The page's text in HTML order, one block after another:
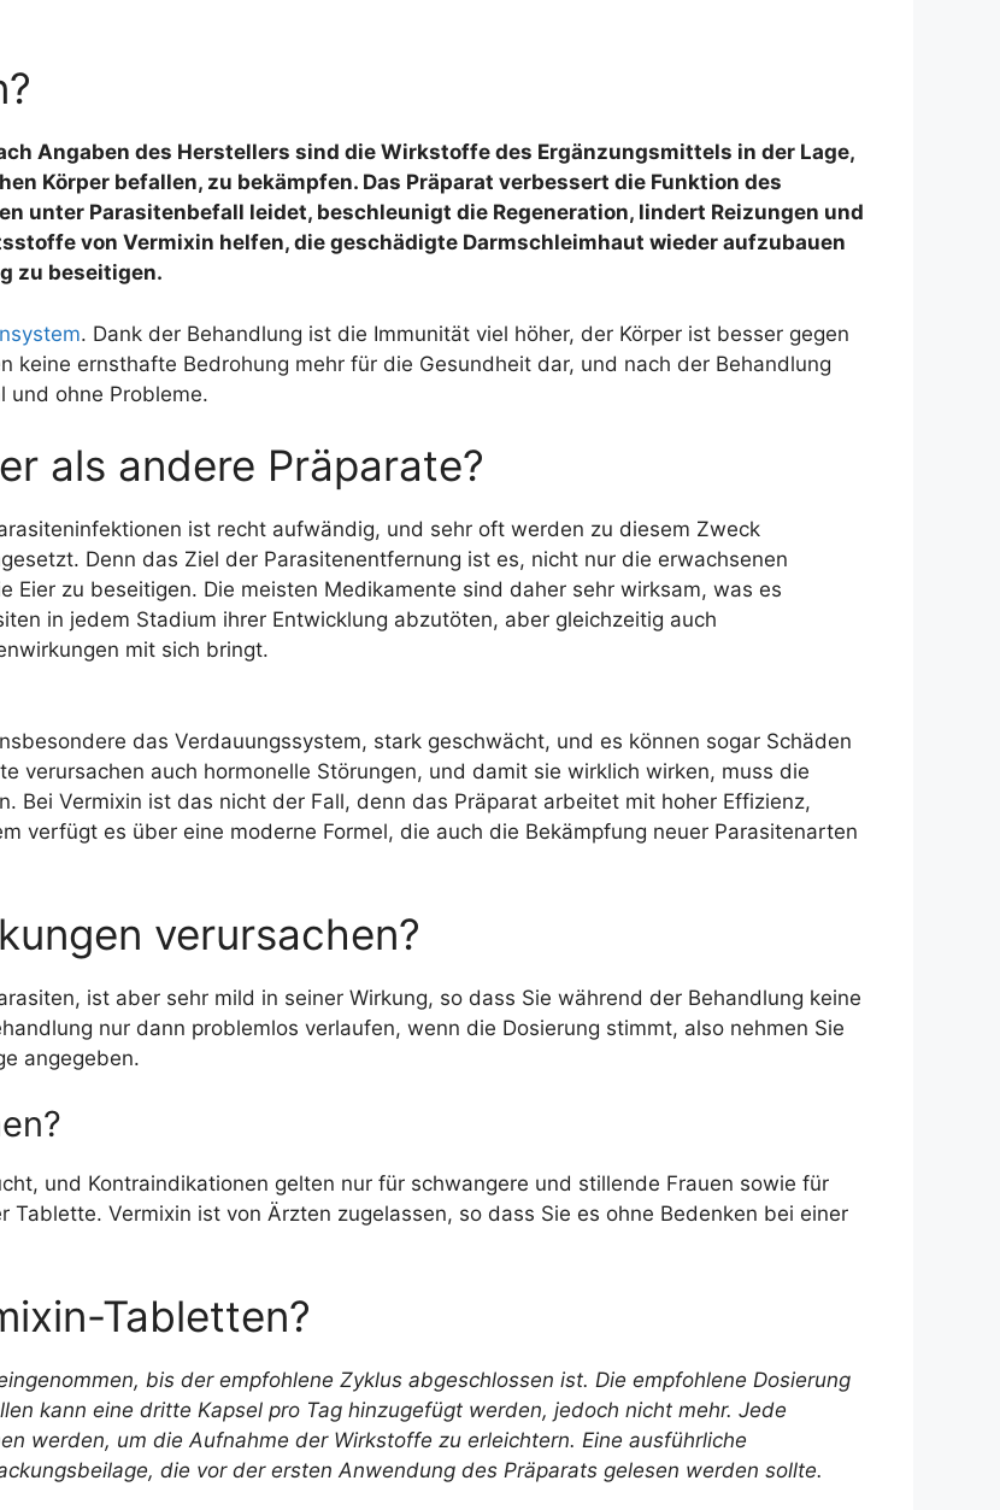
Angaben des Herstellers sind die Wirkstoffe des Ergänzungsmittels in der Lage,
Körper befallen, zu bekämpfen. Das Präparat verbessert die Funktion des
unter Parasitenbefall leidet, beschleunigt die Regeneration, lindert Reizungen und
von Vermixin helfen, die geschädigte Darmschleimhaut wieder aufzubauen
zu beseitigen.
. Dank der Behandlung ist die Immunität viel höher, der Körper ist besser gegen
keine ernsthafte Bedrohung mehr für die Gesundheit dar, und nach der Behandlung
und ohne Probleme.
als andere Präparate?
ist recht aufwändig, und sehr oft werden zu diesem Zweck
Denn das Ziel der Parasitenentfernung ist es, nicht nur die erwachsenen
Eier zu beseitigen. Die meisten Medikamente sind daher sehr wirksam, was es
in jedem Stadium ihrer Entwicklung abzutöten, aber gleichzeitig auch
mit sich bringt.
das Verdauungssystem, stark geschwächt, und es können sogar Schäden
verursachen auch hormonelle Störungen, und damit sie wirklich wirken, muss die
Bei Vermixin ist das nicht der Fall, denn das Präparat arbeitet mit hoher Effizienz,
verfügt es über eine moderne Formel, die auch die Bekämpfung neuer Parasitenarten
verursachen?
ist aber sehr mild in seiner Wirkung, so dass Sie während der Behandlung keine
nur dann problemlos verlaufen, wenn die Dosierung stimmt, also nehmen Sie
angegeben.
und Kontraindikationen gelten nur für schwangere und stillende Frauen sowie für
Vermixin ist von Ärzten zugelassen, so dass Sie es ohne Bedenken bei einer
Tabletten?
bis der empfohlene Zyklus abgeschlossen ist. Die empfohlene Dosierung
kann eine dritte Kapsel pro Tag hinzugefügt werden, jedoch nicht mehr. Jede
werden, um die Aufnahme der Wirkstoffe zu erleichtern. Eine ausführliche
die vor der ersten Anwendung des Präparats gelesen werden sollte.